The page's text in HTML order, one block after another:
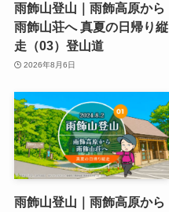
雨飾山登山｜雨飾高原から
雨飾山荘へ 真夏の日帰り縦
走（03）登山道
2026年8月6日
雨飾山登山｜雨飾高原から